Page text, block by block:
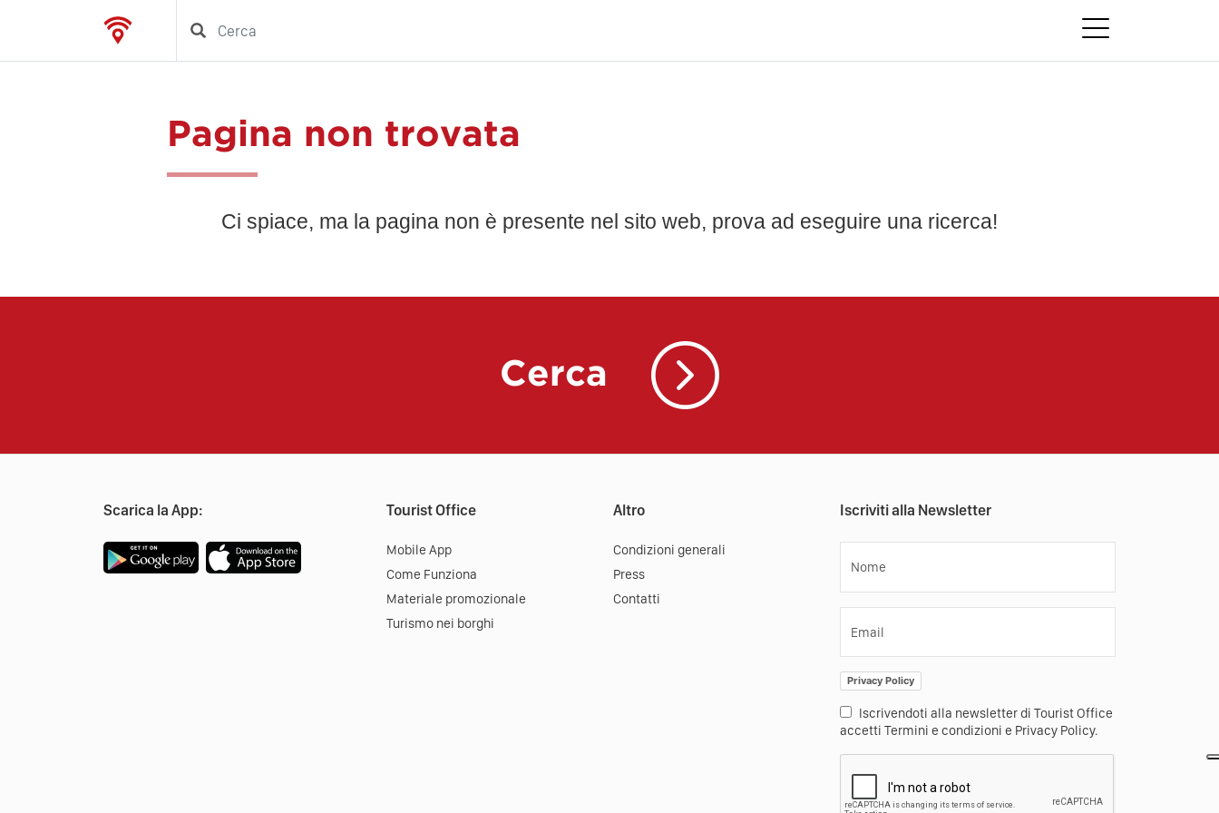
Pagina non trovata
Ci spiace, ma la pagina non è presente nel sito web, prova ad eseguire una ricerca!
Cerca
Scarica la App: Tourist Office
Mobile App
Come Funziona
Materiale promozionale
Turismo nei borghi
Altro
Condizioni generali
Press
Contatti
Iscriviti alla Newsletter
Nome
Email
Privacy Policy
Iscrivendoti alla newsletter di Tourist Office
accetti Termini e condizioni e Privacy Policy.